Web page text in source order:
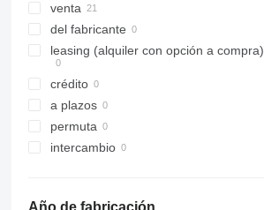
venta
del fabricante
leasing (alquiler con opción a compra)
crédito
a plazos
permuta
intercambio